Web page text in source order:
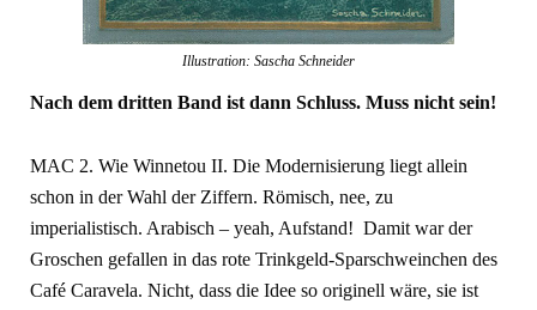
Illustration: Sascha Schneider
Nach dem dritten Band ist dann Schluss. Muss nicht sein!
MAC 2. Wie Winnetou II. Die Modernisierung liegt allein
schon in der Wahl der Ziffern. Römisch, nee, zu
imperialistisch. Arabisch – yeah, Aufstand! Damit war der
Groschen gefallen in das rote Trinkgeld-Sparschweinchen des
Café Caravela. Nicht, dass die Idee so originell wäre, sie ist